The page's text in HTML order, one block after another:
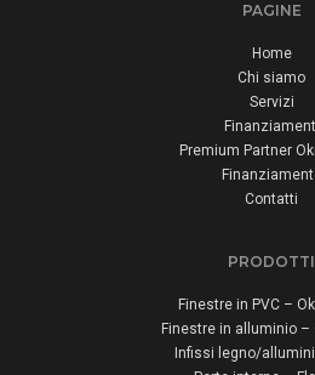
PAGINE
Home
Chi siamo
Servizi
Premium Partner
Contatti
PRODOTTI
Finestre in PVC –
Finestre in alluminio –
Infissi legno/